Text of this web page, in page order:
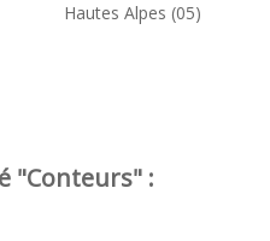
Hautes Alpes (05)
"Conteurs" :